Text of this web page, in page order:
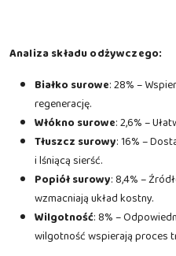
Analiza składu odżywczego:
Białko surowe: 28% –
regenerację.
Włókno surowe: 2,6% –
Tłuszcz surowy: 16% –
i lśniącą sierść.
Popiół surowy: 8,4% –
wzmacniają układ kostny.
Wilgotność: 8% –
wilgotność wspierają proces